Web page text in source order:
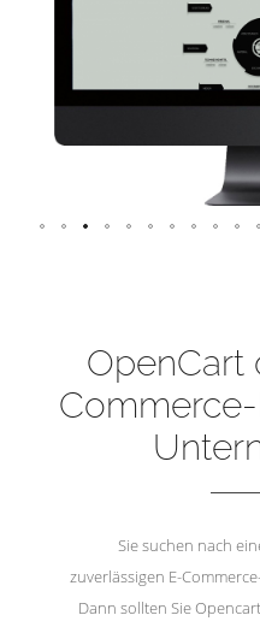
OpenCart
Sie suchen nach
zuverlässigen E-
Dann sollten Sie